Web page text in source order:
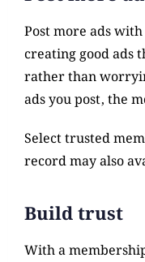
Post more ads
creating good ads
rather than
ads you post, the
Select trusted
record may also
Build trust
With a